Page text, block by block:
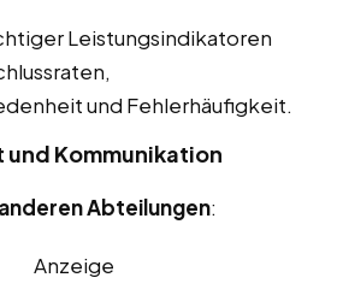
Leistungsindikatoren
und Fehlerhäufigkeit.
und Kommunikation
Abteilungen:
Anzeige